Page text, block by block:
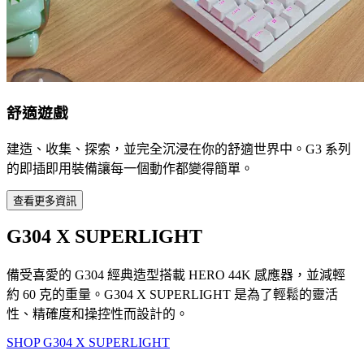
舒適遊戲
建造、收集、探索，並完全沉浸在你的舒適世界中。G3 系列
的即插即用裝備讓每一個動作都變得簡單。
查看更多資訊
G304 X SUPERLIGHT
備受喜愛的 G304 經典造型搭載 HERO 44K 感應器，並減輕
約 60 克的重量。G304 X SUPERLIGHT 是為了輕鬆的靈活
性、精確度和操控性而設計的。
SHOP G304 X SUPERLIGHT